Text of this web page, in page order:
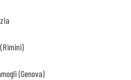
(Genova)